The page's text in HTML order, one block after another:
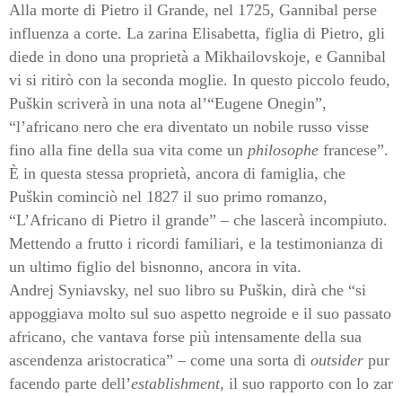
Alla morte di Pietro il Grande, nel 1725, Gannibal perse
influenza a corte. La zarina Elisabetta, figlia di Pietro, gli
diede in dono una proprietà a Mikhailovskoje, e Gannibal
vi si ritirò con la seconda moglie. In questo piccolo feudo,
Puškin scriverà in una nota al’“Eugene Onegin”,
“l’africano nero che era diventato un nobile russo visse
fino alla fine della sua vita come un philosophe francese”.
È in questa stessa proprietà, ancora di famiglia, che
Puškin cominciò nel 1827 il suo primo romanzo,
“L’Africano di Pietro il grande” – che lascerà incompiuto.
Mettendo a frutto i ricordi familiari, e la testimonianza di
un ultimo figlio del bisnonno, ancora in vita.
Andrej Syniavsky, nel suo libro su Puškin, dirà che “si
appoggiava molto sul suo aspetto negroide e il suo passato
africano, che vantava forse più intensamente della sua
ascendenza aristocratica” – come una sorta di outsider pur
facendo parte dell’establishment, il suo rapporto con lo zar